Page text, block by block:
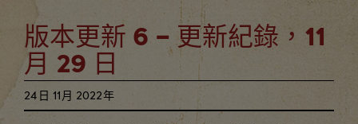
24日 11月 2022年
版本更新 6 – 更新紀錄，11
月 29 日